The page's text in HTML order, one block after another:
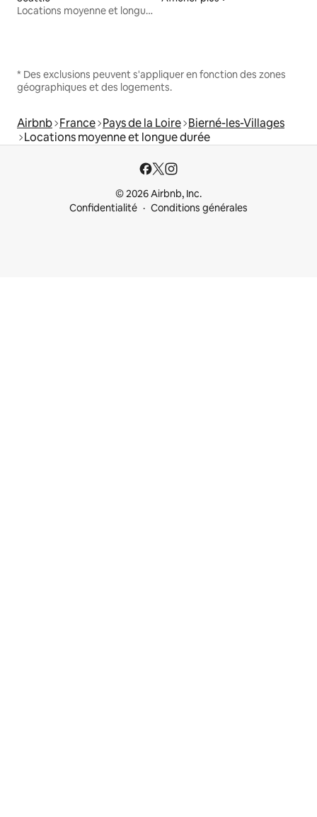
Locations moyenne et longue durée
* Des exclusions peuvent s'appliquer en fonction des zones
géographiques et des logements.
Airbnb France Pays de la Loire Bierné-les-Villages
Locations moyenne et longue durée
© 2026 Airbnb, Inc.
Confidentialité
Conditions générales